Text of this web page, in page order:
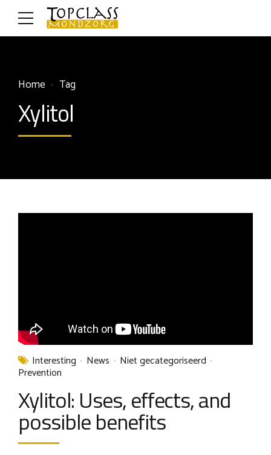
Home Tag
Xylitol
Interesting News Niet gecategoriseerd
Prevention
Xylitol: Uses, effects, and
possible benefits